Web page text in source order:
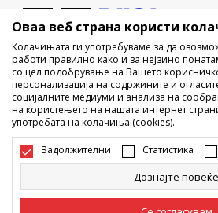
Не е дозволено превземање или
интернет страните на Sport Vision,
однесува на логоа, трговски марки,
истите да се отстапуваат на трети лица,
се користат за било какви цели, без
ДООЕЛ.
Настојуваме да бидеме што попрецизни
фотографијата и самата цена, но не
сите информации се комплетни и без
Оваа веб страна користи
Колачињата ги употребуваме за да
работи правилно како и за нејзино
со цел подобрување на Вашето
персонализација на содржините и
социјалните медиуми и анализа на
на користењето на нашата интернет
употребата на колачиња (cookies).
Задолжителни Статистика
Дознајте повеќе